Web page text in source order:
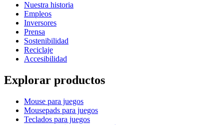
Nuestra historia
Empleos
Inversores
Prensa
Sostenibilidad
Reciclaje
Accesibilidad
Explorar productos
Mouse para juegos
Mousepads para juegos
Teclados para juegos